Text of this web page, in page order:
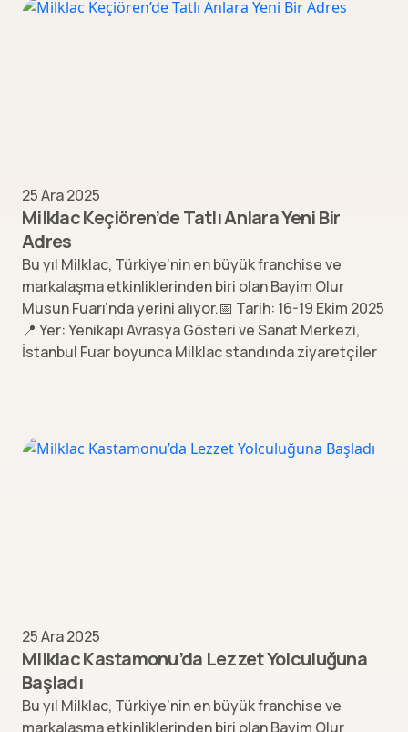
25 Ara 2025
Milklac Keçiören’de Tatlı Anlara Yeni Bir
Adres
Bu yıl Milklac, Türkiye’nin en büyük franchise ve
markalaşma etkinliklerinden biri olan Bayim Olur
Musun Fuarı’nda yerini alıyor.📅 Tarih: 16-19 Ekim 2025
📍 Yer: Yenikapı Avrasya Gösteri ve Sanat Merkezi,
İstanbul Fuar boyunca Milklac standında ziyaretçiler
25 Ara 2025
Milklac Kastamonu’da Lezzet Yolculuğuna
Başladı
Bu yıl Milklac, Türkiye’nin en büyük franchise ve
markalaşma etkinliklerinden biri olan Bayim Olur